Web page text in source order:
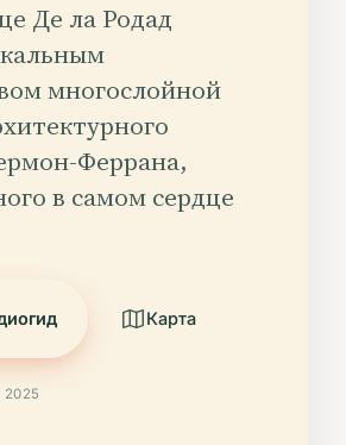
Де ла Родад
многослойной
Феррана,
в самом сердце
Карта